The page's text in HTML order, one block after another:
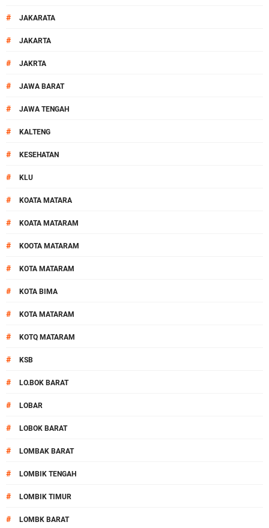
# JAKARATA
# JAKARTA
# JAKRTA
# JAWA BARAT
# JAWA TENGAH
# KALTENG
# KESEHATAN
# KLU
# KOATA MATARA
# KOATA MATARAM
# KOOTA MATARAM
# KOTA MATARAM
# KOTA BIMA
# KOTA MATARAM
# KOTQ MATARAM
# KSB
# LO.BOK BARAT
# LOBAR
# LOBOK BARAT
# LOMBAK BARAT
# LOMBIK TENGAH
# LOMBIK TIMUR
# LOMBK BARAT